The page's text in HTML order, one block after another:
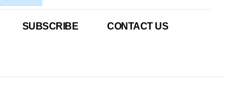
SUBSCRIBE CONTACT US